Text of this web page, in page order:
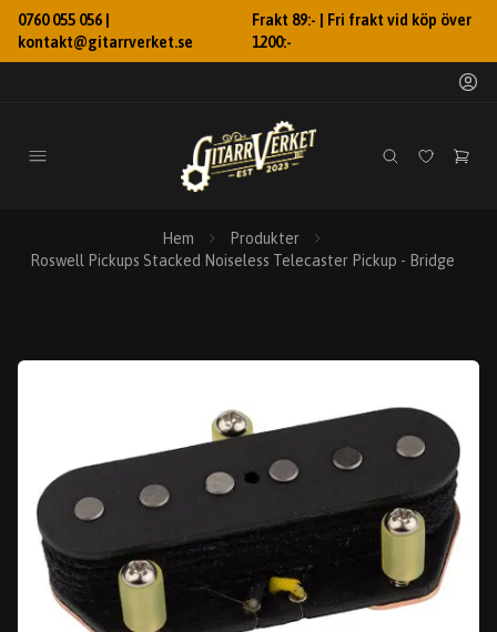
0760 055 056 |
kontakt@gitarrverket.se
Frakt 89:- | Fri frakt vid köp över
1200:-
Hem
Produkter
Roswell Pickups Stacked Noiseless Telecaster Pickup - Bridge